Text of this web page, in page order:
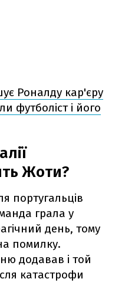
Роналду кар'єру
футболіст і його
Жоти?
португальців
грала у
день, тому
помилку.
додавав і той
катастрофи